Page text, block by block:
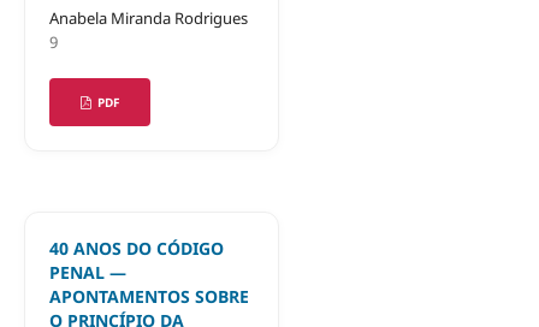
Anabela Miranda Rodrigues
9
PDF
40 ANOS DO CÓDIGO
PENAL —
APONTAMENTOS SOBRE
O PRINCÍPIO DA